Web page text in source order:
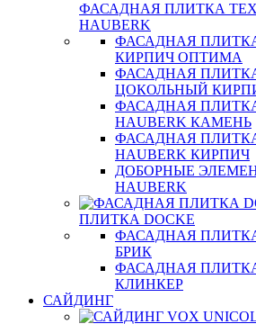
ФАСАДНАЯ ПЛИТКА
HAUBERK
ФАСАДНАЯ ПЛИТКА
КИРПИЧ ОПТИМА
ФАСАДНАЯ ПЛИТКА
ЦОКОЛЬНЫЙ
ФАСАДНАЯ
HAUBERK КАМЕНЬ
ФАСАДНАЯ
HAUBERK КИРПИЧ
ДОБОРНЫЕ
HAUBERK
ПЛИТКА DOCKE
ФАСАДНАЯ
БРИК
ФАСАДНАЯ
КЛИНКЕР
САЙДИНГ